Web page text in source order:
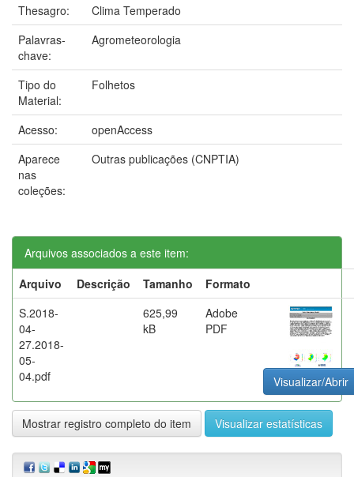
Thesagro:
Clima Temperado
Palavras-
chave:
Agrometeorologia
Tipo do
Material:
Folhetos
Acesso:
openAccess
Aparece
nas
coleções:
Outras publicações (CNPTIA)
Arquivos associados a este item:
Arquivo
Descrição Tamanho
Formato
S.2018-
04-
27.2018-
05-
04.pdf
625,99
kB
Adobe
PDF
Visualizar/Abrir
Mostrar registro completo do item Visualizar estatísticas